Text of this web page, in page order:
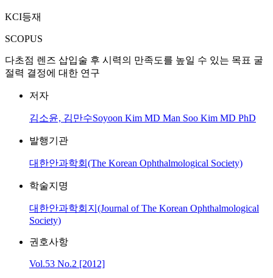
KCI등재
SCOPUS
다초점 렌즈 삽입술 후 시력의 만족도를 높일 수 있는 목표 굴
절력 결정에 대한 연구
저자
김소윤, 김만수Soyoon Kim MD Man Soo Kim MD PhD
발행기관
대한안과학회(The Korean Ophthalmological Society)
학술지명
대한안과학회지(Journal of The Korean Ophthalmological
Society)
권호사항
Vol.53 No.2 [2012]